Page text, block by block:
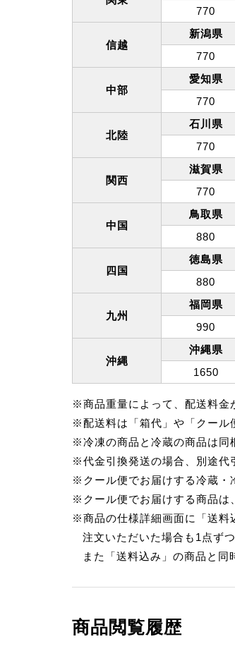
770
信越
新潟県
770
中部
愛知県
770
北陸
石川県
770
関西
滋賀県
770
中国
鳥取県
880
四国
徳島県
880
九州
福岡県
990
沖縄
沖縄県
1650
※商品重量によって、配送料金
※配送料は「箱代」や「クール
※冷凍の商品と冷蔵の商品は同
※代金引換発送の場合、別途代
※クール便でお届けする冷蔵・
※クール便でお届けする商品は
※商品の仕様詳細画面に「送料
注文いただいた場合も1点ず
また「送料込み」の商品と同
商品閲覧履歴